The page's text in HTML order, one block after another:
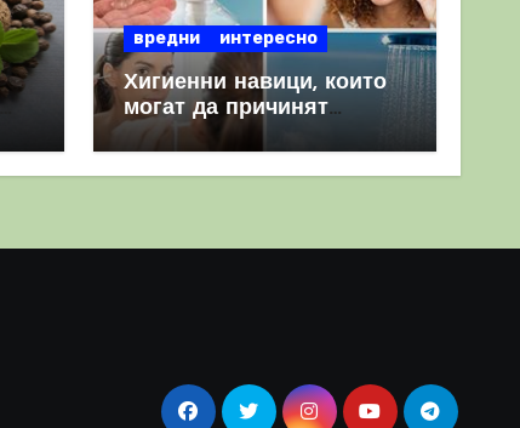
вредни интересно
Хигиенни навици, които
могат да причинят
повече вреда, отколкото
полза